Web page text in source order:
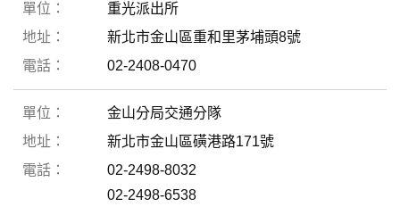
重光派出所
新北市金山區重和里茅埔頭8號
02-2408-0470
金山分局交通分隊
新北市金山區磺港路171號
02-2498-8032
02-2498-6538